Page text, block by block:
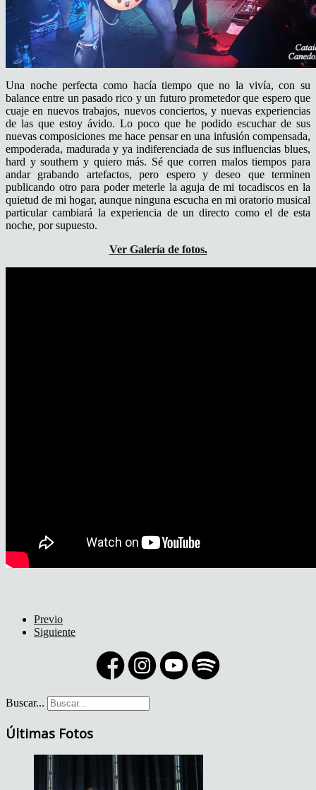
Una noche perfecta como hacía tiempo que no la vivía, con su
balance entre un pasado rico y un futuro prometedor que espero que
cuaje en nuevos trabajos, nuevos conciertos, y nuevas experiencias
de las que estoy ávido. Lo poco que he podido escuchar de sus
nuevas composiciones me hace pensar en una infusión compensada,
empoderada, madurada y ya indiferenciada de sus influencias blues,
hard y southern y quiero más. Sé que corren malos tiempos para
andar grabando artefactos, pero espero y deseo que terminen
publicando otro para poder meterle la aguja de mi tocadiscos en la
quietud de mi hogar, aunque ninguna escucha en mi oratorio musical
particular cambiará la experiencia de un directo como el de esta
noche, por supuesto.
Ver Galería de fotos.
Previo
Siguiente
Buscar...
Últimas Fotos